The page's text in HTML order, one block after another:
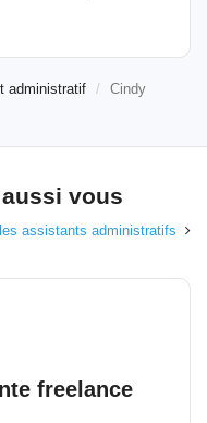
administratif Cindy
vous
assistants administratifs
freelance